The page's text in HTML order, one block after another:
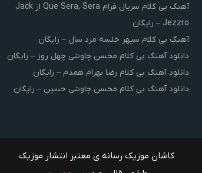
آهنگ بی کلام سریال فرام Que Sera, Sera از Jack
Jezzro – رایگان
آهنگ بی کلام سپهر خلسه مرد سال – رایگان
دانلود آهنگ بی کلام محسن چاوشی چهل روز – رایگان
دانلود آهنگ بی کلام رضا بهرام همدم – رایگان
دانلود آهنگ بی کلام محسن چاوشی حسین – رایگان
کاشان موزیک رسانه ی معتبر انتشار موزیک